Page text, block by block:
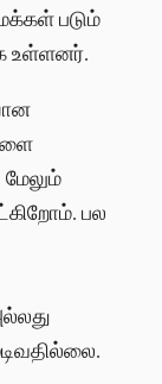
படும்
உள்ளனர்.
பல